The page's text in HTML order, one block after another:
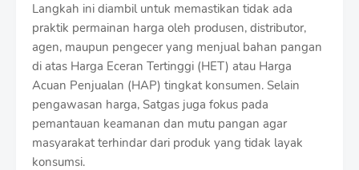
Langkah ini diambil untuk memastikan tidak ada
praktik permainan harga oleh produsen, distributor,
agen, maupun pengecer yang menjual bahan pangan
di atas Harga Eceran Tertinggi (HET) atau Harga
Acuan Penjualan (HAP) tingkat konsumen. Selain
pengawasan harga, Satgas juga fokus pada
pemantauan keamanan dan mutu pangan agar
masyarakat terhindar dari produk yang tidak layak
konsumsi.
f
f
T
e
m
p
l
a
t
e
s